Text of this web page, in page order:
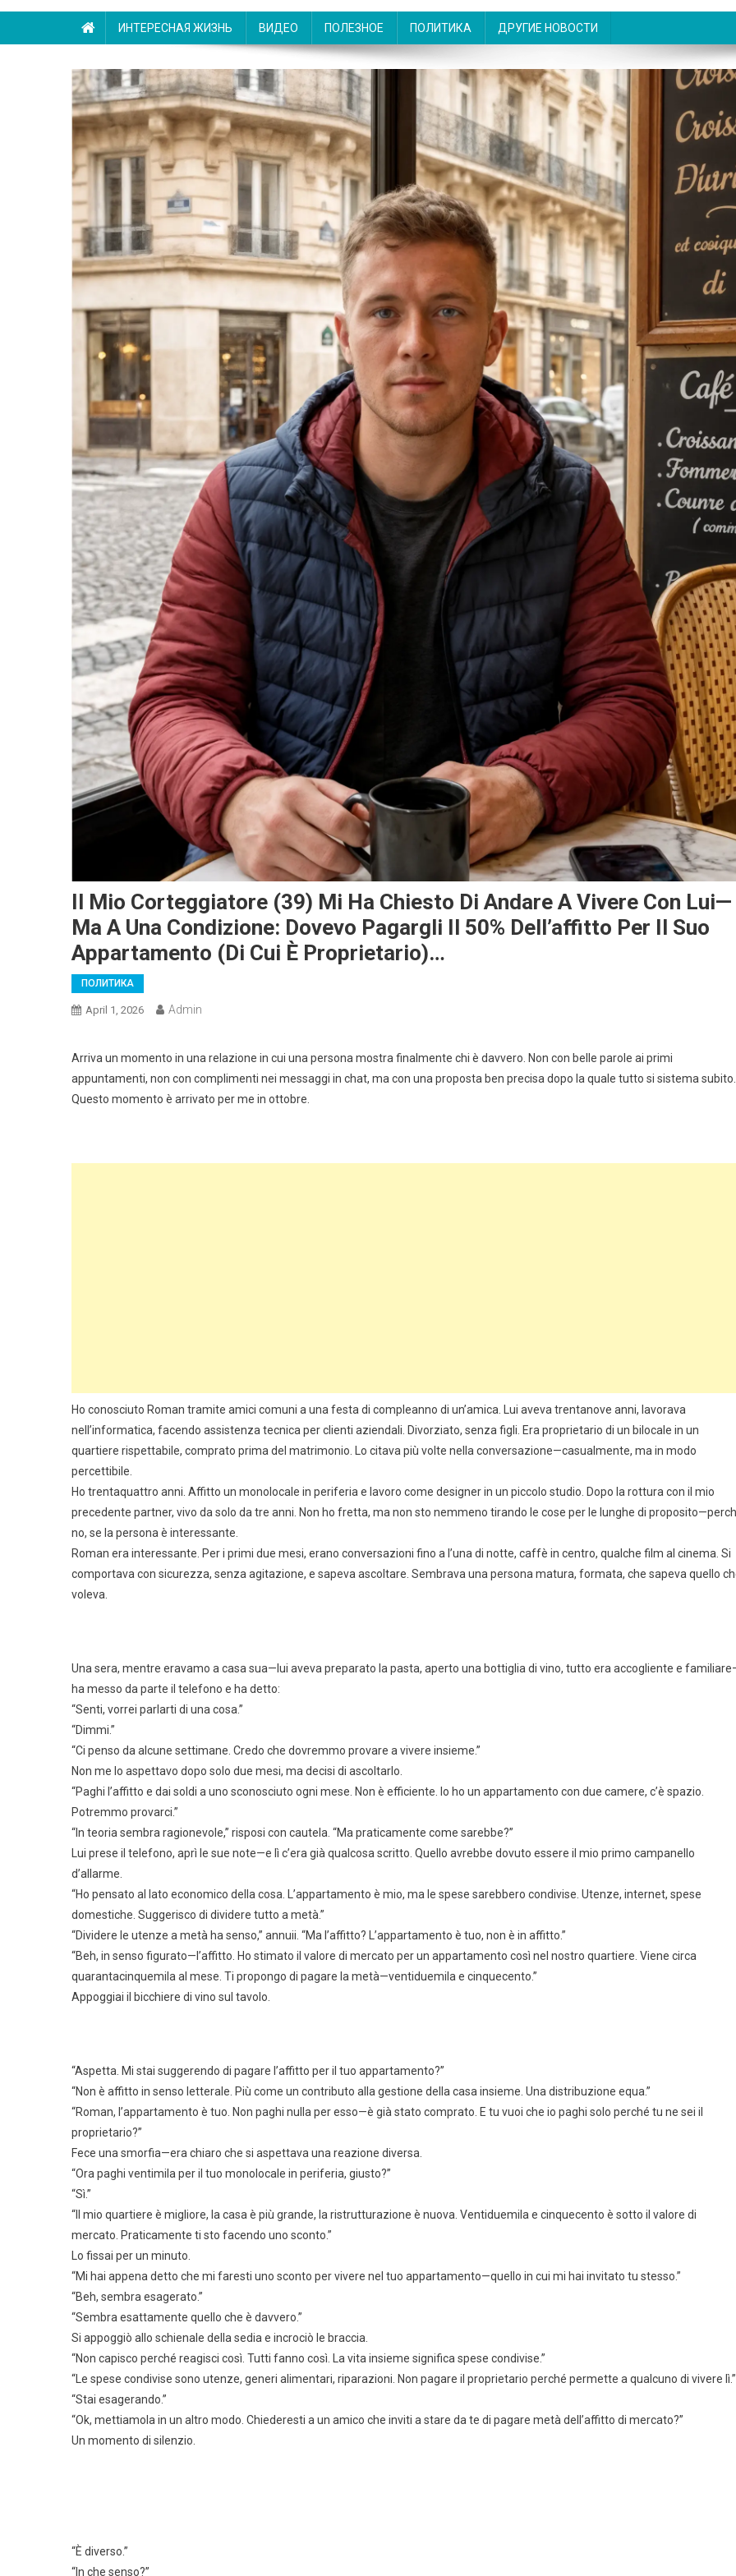
ИНТЕРЕСНАЯ ЖИЗНЬ ВИДЕО ПОЛЕЗНОЕ ПОЛИТИКА ДРУГИЕ НОВОСТИ
Il Mio Corteggiatore (39) Mi Ha Chiesto Di Andare A Vivere Con Lui—
Ma A Una Condizione: Dovevo Pagargli Il 50% Dell’affitto Per Il Suo
Appartamento (di Cui È Proprietario)…
ПОЛИТИКА
April 1, 2026 Admin
Arriva un momento in una relazione in cui una persona mostra finalmente chi è davvero. Non con belle parole ai primi
appuntamenti, non con complimenti nei messaggi in chat, ma con una proposta ben precisa dopo la quale tutto si sistema subito.
Questo momento è arrivato per me in ottobre.
Ho conosciuto Roman tramite amici comuni a una festa di compleanno di un’amica. Lui aveva trentanove anni, lavorava
nell’informatica, facendo assistenza tecnica per clienti aziendali. Divorziato, senza figli. Era proprietario di un bilocale in un
quartiere rispettabile, comprato prima del matrimonio. Lo citava più volte nella conversazione—casualmente, ma in modo
percettibile.
Ho trentaquattro anni. Affitto un monolocale in periferia e lavoro come designer in un piccolo studio. Dopo la rottura con il mio
precedente partner, vivo da solo da tre anni. Non ho fretta, ma non sto nemmeno tirando le cose per le lunghe di
no, se la persona è interessante.
Roman era interessante. Per i primi due mesi, erano conversazioni fino a l’una di notte, caffè in centro, qualche film al cinema. Si
comportava con sicurezza, senza agitazione, e sapeva ascoltare. Sembrava una persona matura, formata, che sapeva quello
voleva.
Una sera, mentre eravamo a casa sua—lui aveva preparato la pasta, aperto una bottiglia di vino, tutto era accogliente e
ha messo da parte il telefono e ha detto:
“Senti, vorrei parlarti di una cosa.”
“Dimmi.”
“Ci penso da alcune settimane. Credo che dovremmo provare a vivere insieme.”
Non me lo aspettavo dopo solo due mesi, ma decisi di ascoltarlo.
“Paghi l’affitto e dai soldi a uno sconosciuto ogni mese. Non è efficiente. Io ho un appartamento con due camere, c’è spazio.
Potremmo provarci.”
“In teoria sembra ragionevole,” risposi con cautela. “Ma praticamente come sarebbe?”
Lui prese il telefono, aprì le sue note—e lì c’era già qualcosa scritto. Quello avrebbe dovuto essere il mio primo campanello
d’allarme.
“Ho pensato al lato economico della cosa. L’appartamento è mio, ma le spese sarebbero condivise. Utenze, internet, spese
domestiche. Suggerisco di dividere tutto a metà.”
“Dividere le utenze a metà ha senso,” annuii. “Ma l’affitto? L’appartamento è tuo, non è in affitto.”
“Beh, in senso figurato—l’affitto. Ho stimato il valore di mercato per un appartamento così nel nostro quartiere. Viene circa
quarantacinquemila al mese. Ti propongo di pagare la metà—ventiduemila e cinquecento.”
Appoggiai il bicchiere di vino sul tavolo.
“Aspetta. Mi stai suggerendo di pagare l’affitto per il tuo appartamento?”
“Non è affitto in senso letterale. Più come un contributo alla gestione della casa insieme. Una distribuzione equa.”
“Roman, l’appartamento è tuo. Non paghi nulla per esso—è già stato comprato. E tu vuoi che io paghi solo perché tu ne sei il
proprietario?”
Fece una smorfia—era chiaro che si aspettava una reazione diversa.
“Ora paghi ventimila per il tuo monolocale in periferia, giusto?”
“Sì.”
“Il mio quartiere è migliore, la casa è più grande, la ristrutturazione è nuova. Ventiduemila e cinquecento è sotto il valore di
mercato. Praticamente ti sto facendo uno sconto.”
Lo fissai per un minuto.
“Mi hai appena detto che mi faresti uno sconto per vivere nel tuo appartamento—quello in cui mi hai invitato tu stesso.”
“Beh, sembra esagerato.”
“Sembra esattamente quello che è davvero.”
Si appoggiò allo schienale della sedia e incrociò le braccia.
“Non capisco perché reagisci così. Tutti fanno così. La vita insieme significa spese condivise.”
“Le spese condivise sono utenze, generi alimentari, riparazioni. Non pagare il proprietario perché permette a qualcuno di vivere lì.”
“Stai esagerando.”
“Ok, mettiamola in un altro modo. Chiederesti a un amico che inviti a stare da te di pagare metà dell’affitto di mercato?”
Un momento di silenzio.
“È diverso.”
“In che senso?”